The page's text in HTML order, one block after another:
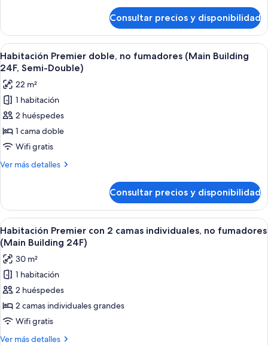
(Run
of
the
House)
no
fumadores
(Run
of
House)
Consultar precios y disponibilidad
Abrir
todas
las
fotos
de
Habitación
Premier
doble,
no
Building
24F,
Semi-
Double)
Habitación de hotel con una cama
6
Habitación Premier doble, no fumadores (Main Building
24F, Semi-Double)
22 m²
1 habitación
2 huéspedes
1 cama doble
Wifi gratis
Ver más detalles
Más
Premier
doble,
no
fumadores
(Main
Building
24F,
Semi-
Double)
Consultar precios y disponibilidad
Abrir
todas
las
fotos
de
Habitación
Premier
con
2
Habitación de hotel con dos camas,
7
Habitación Premier con 2 camas individuales, no fumadores
(Main Building 24F)
30 m²
1 habitación
2 huéspedes
2 camas individuales grandes
Wifi gratis
Ver más detalles
Más